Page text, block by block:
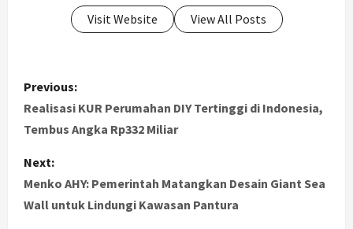
Visit Website View All Posts
P
o
t
n
Previous:
Realisasi KUR Perumahan DIY Tertinggi di Indonesia,
Tembus Angka Rp332 Miliar
Next:
Menko AHY: Pemerintah Matangkan Desain Giant Sea
Wall untuk Lindungi Kawasan Pantura